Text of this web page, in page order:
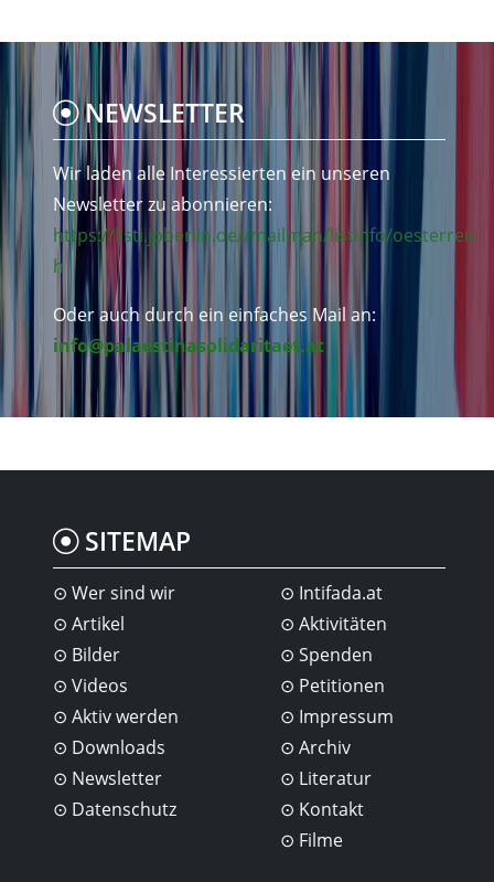
NEWSLETTER
Wir laden alle Interessierten ein unseren
Newsletter zu abonnieren:
https://listi.jpberlin.de//mailman/listinfo/oesterreic
h
Oder auch durch ein einfaches Mail an:
info@palaestinasolidaritaet.at
SITEMAP
Wer sind wir
Artikel
Bilder
Videos
Intifada.at
Aktivitäten
Spenden
Petitionen
Aktiv werden
Downloads
Newsletter
Datenschutz
Impressum
Archiv
Literatur
Kontakt
Filme